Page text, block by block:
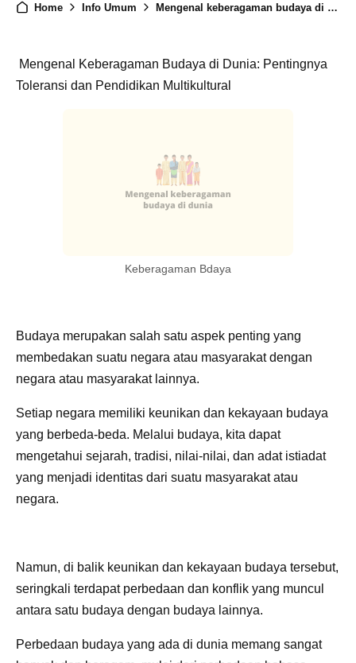
Home Info Umum Mengenal keberagaman budaya di dunia
Mengenal Keberagaman Budaya di Dunia: Pentingnya
Toleransi dan Pendidikan Multikultural
Keberagaman Bdaya
Budaya merupakan salah satu aspek penting yang
membedakan suatu negara atau masyarakat dengan
negara atau masyarakat lainnya.
Setiap negara memiliki keunikan dan kekayaan budaya
yang berbeda-beda. Melalui budaya, kita dapat
mengetahui sejarah, tradisi, nilai-nilai, dan adat istiadat
yang menjadi identitas dari suatu masyarakat atau
negara.
Namun, di balik keunikan dan kekayaan budaya tersebut,
seringkali terdapat perbedaan dan konflik yang muncul
antara satu budaya dengan budaya lainnya.
Perbedaan budaya yang ada di dunia memang sangat